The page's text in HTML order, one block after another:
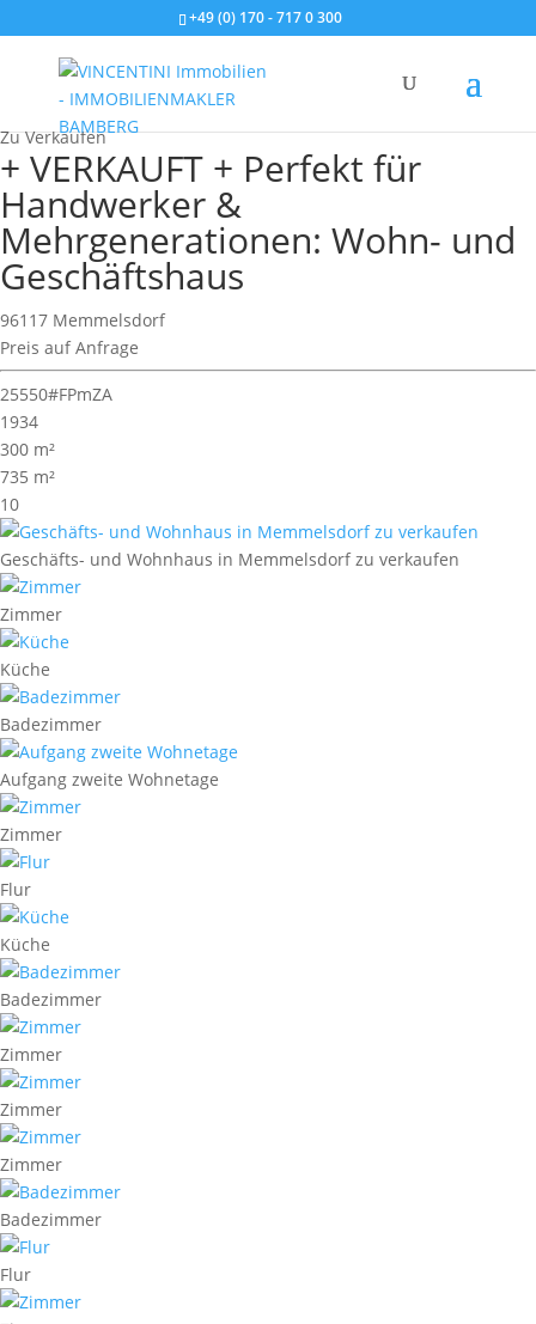
+49 (0) 170 - 717 0 300
Wohnimmobilie > Zweifamilienhaus
Zu Verkaufen
+ VERKAUFT + Perfekt für
Handwerker &
Mehrgenerationen: Wohn- und
Geschäftshaus
96117 Memmelsdorf
Preis auf Anfrage
25550#FPmZA
1934
300 m²
735 m²
10
Geschäfts- und Wohnhaus in Memmelsdorf zu verkaufen
Zimmer
Küche
Badezimmer
Aufgang zweite Wohnetage
Zimmer
Flur
Küche
Badezimmer
Zimmer
Zimmer
Zimmer
Badezimmer
Flur